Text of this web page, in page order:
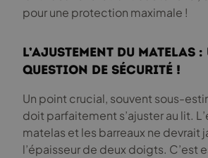
pour une protection maximale !
L’ajustement du matelas :
question de sécurité !
Un point crucial, souvent sous-
doit parfaitement s’ajuster au lit.
matelas et les barreaux ne devrait
l’épaisseur de deux doigts. C’est